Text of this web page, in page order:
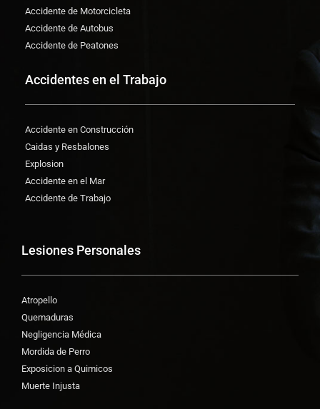
Accidente de Motorcicleta
Accidente de Autobus
Accidente de Peatones
Accidentes en el Trabajo
Accidente en Construcción
Caidas y Resbalones
Explosion
Accidente en el Mar
Accidente de Trabajo
Lesiones Personales
Atropello
Quemaduras
Negligencia Médica
Mordida de Perro
Exposicion a Quimicos
Muerte Injusta